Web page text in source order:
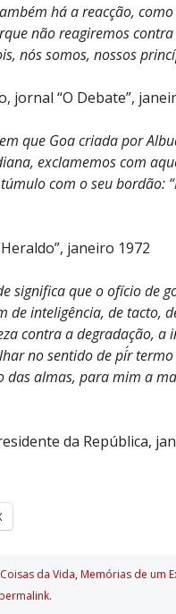
há a reacção,
não reagiremos
nós somos, nossos
jornal “O Debate”,
que Goa criada por
exclamemos com
com o seu bordão:
janeiro 1972
significa que o ofício de
de inteligência, de tacto,
contra a degradação, a
no sentido de pí´r
das almas, para mim a
da República,
Coisas da Vida, Memórias de um
.